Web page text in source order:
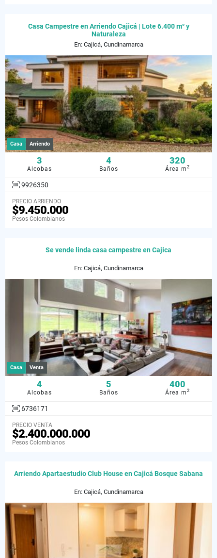
Casa Campestre en Arriendo Cajicá | Lote 6.400 m² y
Naturaleza
En: Cajicá, Cundinamarca
Casa Arriendo
3
Alcobas
4
Baños
320
Área m2
9926350
PRECIO ARRIENDO
$9.450.000
Pesos Colombianos
Se vende linda casa campestre en Cajica
En: Cajicá, Cundinamarca
Casa Venta
4
Alcobas
5
Baños
400
Área m2
6736171
PRECIO VENTA
$2.400.000.000
Pesos Colombianos
Arriendo Apartaestudio Club House en Cajicá Bosque Sabana
En: Cajicá, Cundinamarca